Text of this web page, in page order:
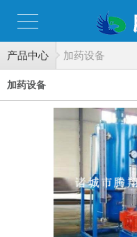
产品中心 加药设备
加药设备